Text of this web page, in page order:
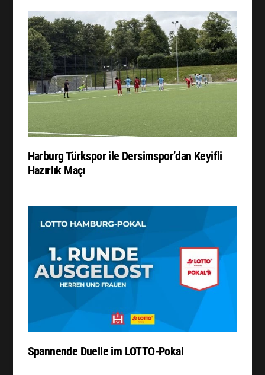
Harburg Türkspor ile Dersimspor’dan Keyifli
Hazırlık Maçı
Spannende Duelle im LOTTO-Pokal